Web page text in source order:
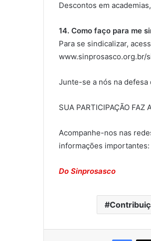
Descontos em
14. Como faço para me
Para se sindicalizar,
www.sinprosasco.org.br/
Junte-se a nós na
SUA PARTICIPAÇÃO FAZ
Acompanhe-nos nas
informações
Do Sinprosasco